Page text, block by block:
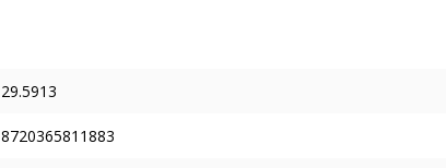
29.5913
8720365811883